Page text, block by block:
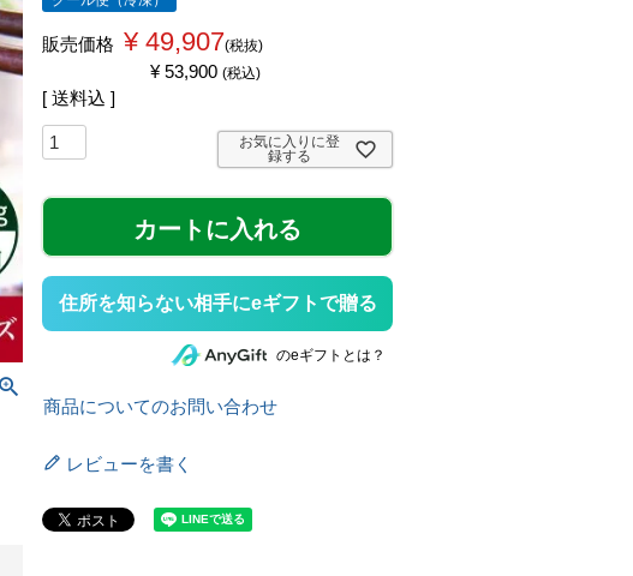
販売価格 ¥ 49,907 税抜
¥ 53,900 税込
送料込
お気に入りに登
録する
カートに入れる
住所を知らない相手にeギフトで贈る
のeギフトとは？
商品についてのお問い合わせ
レビューを書く